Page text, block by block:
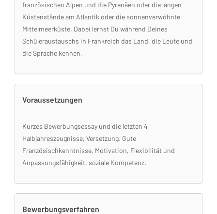
französischen Alpen und die Pyrenäen oder die langen
Küstenstände am Atlantik oder die sonnenverwöhnte
Mittelmeerküste. Dabei lernst Du während Deines
Schüleraustauschs in Frankreich das Land, die Leute und
die Sprache kennen.
Voraussetzungen
Kurzes Bewerbungsessay und die letzten 4
Halbjahreszeugnisse, Versetzung. Gute
Französischkenntnisse, Motivation, Flexibilität und
Anpassungsfähigkeit, soziale Kompetenz.
Bewerbungsverfahren